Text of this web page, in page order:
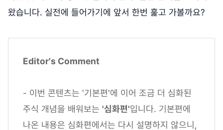
왔습니다. 실전에 들어가기에 앞서 한번 훑고 가볼까요?
Editor's Comment
- 이번 콘텐츠는 '기본편'에 이어 조금 더 심화된
주식 개념을 배워보는 '심화편'입니다. 기본편에
나온 내용은 심화편에서는 다시 설명하지 않으니,